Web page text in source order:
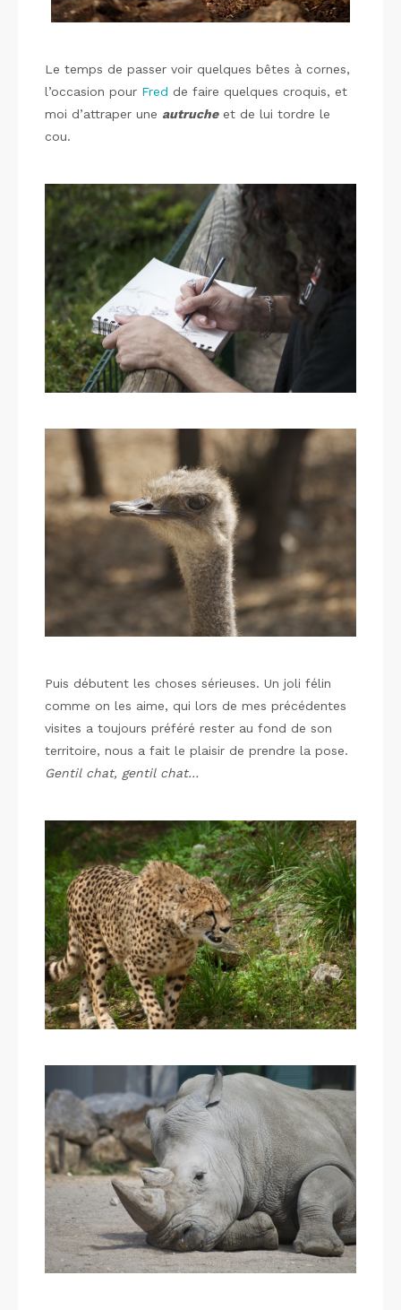
Le temps de passer voir quelques bêtes à cornes,
l’occasion pour Fred de faire quelques croquis, et
moi d’attraper une autrucheet de lui tordre le
cou.
Puis débutent les choses sérieuses. Un joli félin
comme on les aime, qui lors de mes précédentes
visites a toujours préféré rester au fond de son
territoire, nous a fait le plaisir de prendre la pose.
Gentil chat, gentil chat…